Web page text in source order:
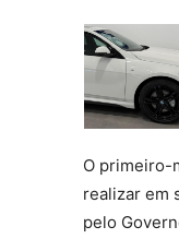
O primeiro-
realizar em
pelo